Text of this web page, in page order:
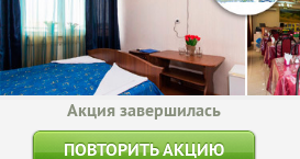
Акция завершилась
ПОВТОРИТЬ АКЦИЮ